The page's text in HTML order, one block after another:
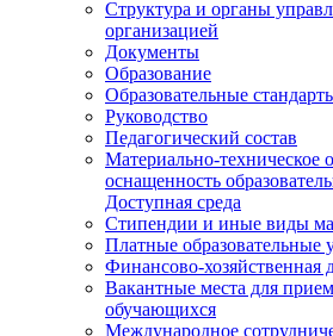
Структура и органы
организацией
Документы
Образование
Образовательные
Руководство
Педагогический состав
Материально-техническое
оснащенность
Доступная среда
Стипендии и иные виды
Платные образовательные
Финансово-хозяйственная
Вакантные места для
обучающихся
Международное